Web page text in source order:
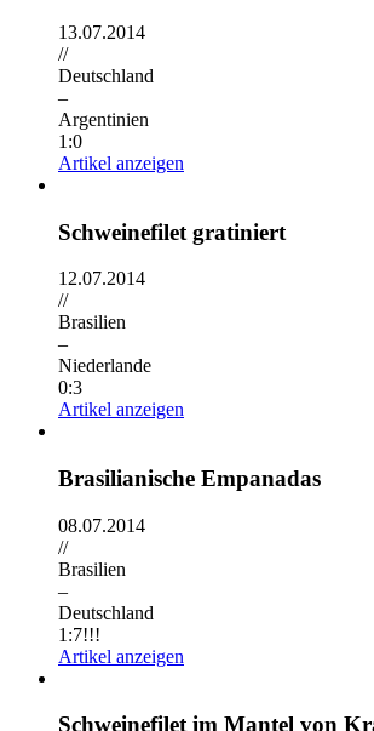
13.07.2014
//
Deutschland
–
Argentinien
1:0
Artikel anzeigen
Schweinefilet gratiniert
12.07.2014
//
Brasilien
–
Niederlande
0:3
Artikel anzeigen
Brasilianische Empanadas
08.07.2014
//
Brasilien
–
Deutschland
1:7!!!
Artikel anzeigen
Schweinefilet im Mantel von